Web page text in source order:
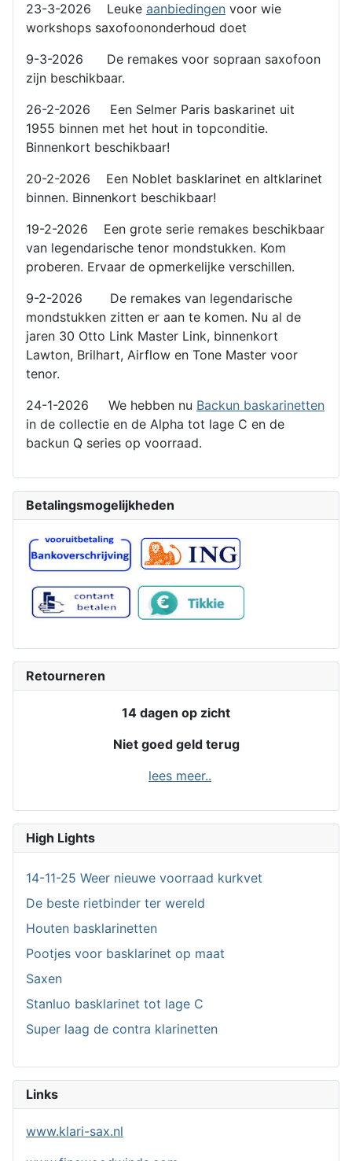
23-3-2026 Leuke aanbiedingen voor wie
workshops saxofoononderhoud doet
9-3-2026 De remakes voor sopraan saxofoon
zijn beschikbaar.
26-2-2026 Een Selmer Paris baskarinet uit
1955 binnen met het hout in topconditie.
Binnenkort beschikbaar!
20-2-2026 Een Noblet basklarinet en altklarinet
binnen. Binnenkort beschikbaar!
19-2-2026 Een grote serie remakes beschikbaar
van legendarische tenor mondstukken. Kom
proberen. Ervaar de opmerkelijke verschillen.
9-2-2026 De remakes van legendarische
mondstukken zitten er aan te komen. Nu al de
jaren 30 Otto Link Master Link, binnenkort
Lawton, Brilhart, Airflow en Tone Master voor
tenor.
24-1-2026 We hebben nu Backun baskarinetten
in de collectie en de Alpha tot lage C en de
backun Q series op voorraad.
Betalingsmogelijkheden
Retourneren
14 dagen op zicht
Niet goed geld terug
lees meer..
High Lights
14-11-25 Weer nieuwe voorraad kurkvet
De beste rietbinder ter wereld
Houten basklarinetten
Pootjes voor basklarinet op maat
Saxen
Stanluo basklarinet tot lage C
Super laag de contra klarinetten
Links
www.klari-sax.nl